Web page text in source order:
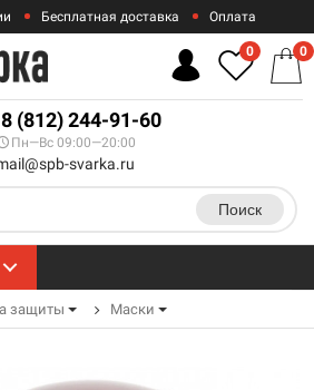
Бесплатная доставка Оплата
Гарантии
8 (812) 244-91-60
Пн—Вс 09:00—20:00
svarka.ru
Поиск
0 0
защиты Маски